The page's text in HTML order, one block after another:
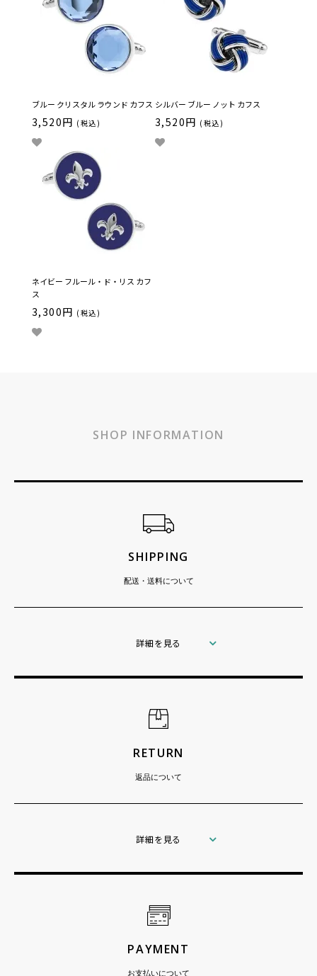
ブルー クリスタル ラウンド カフス
3,520円 (税込)
シルバー ブルー ノット カフス
3,520円 (税込)
ネイビー フルール・ド・リス カフ
ス
3,300円 (税込)
SHOP INFORMATION
SHIPPING
配送・送料について
詳細を見る
RETURN
返品について
詳細を見る
PAYMENT
お支払いについて